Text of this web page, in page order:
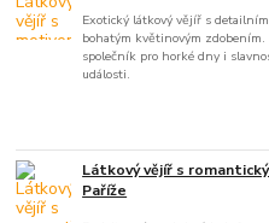
Exotický látkový vějíř s
bohatým květinovým
společník pro horké dny i
události.
Látkový vějíř s
Paříže